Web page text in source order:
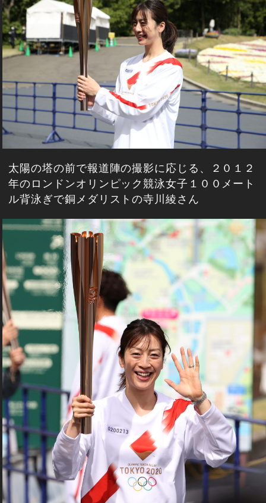
太陽の塔の前で報道陣の撮影に応じる、２０１２
年のロンドンオリンピック競泳女子１００メート
ル背泳ぎで銅メダリストの寺川綾さん